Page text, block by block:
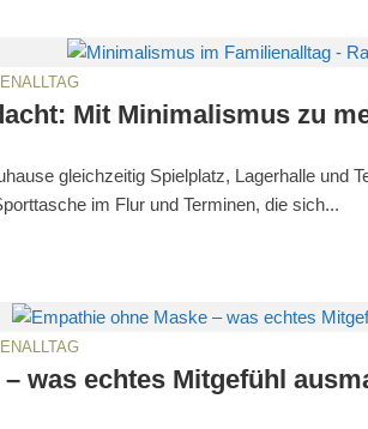
Mit Minimalismus zu
gleichzeitig Spielplatz, Lagerhalle und
im Flur und Terminen, die sich...
was echtes Mitgefühl